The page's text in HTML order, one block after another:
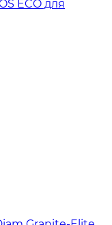
ECO для